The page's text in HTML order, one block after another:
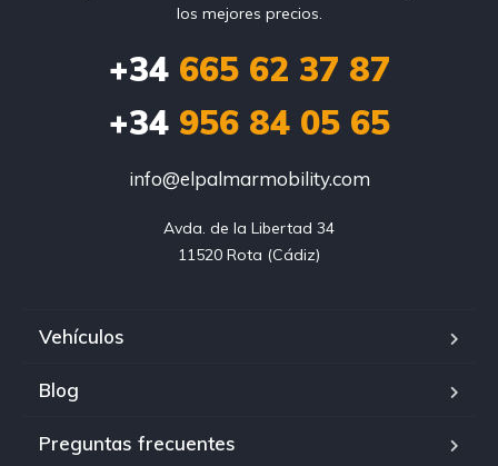
los mejores precios.
+34665 62 37 87
+34956 84 05 65
info@elpalmarmobility.com
Avda. de la Libertad 34
11520 Rota (Cádiz)
Vehículos
Blog
Preguntas frecuentes